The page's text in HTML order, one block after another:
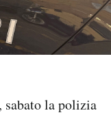
sabato la polizia